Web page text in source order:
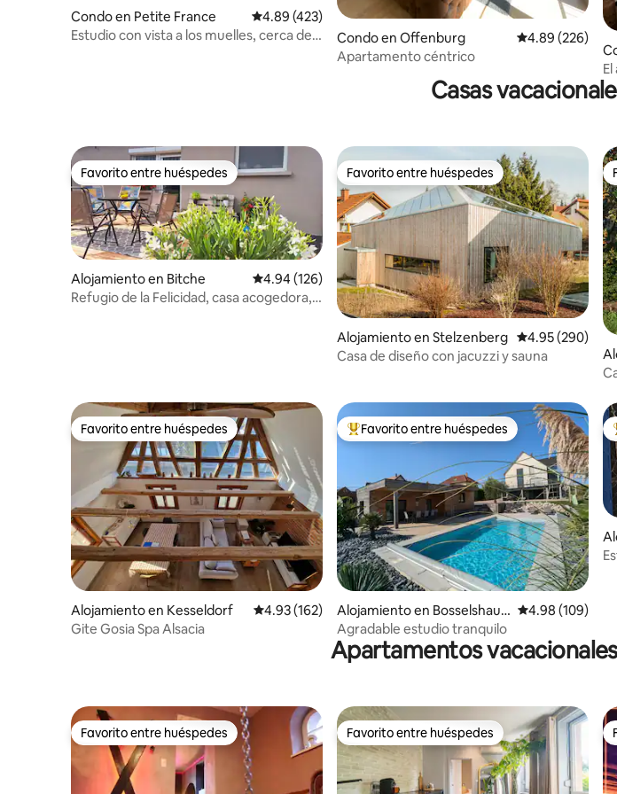
Condo en Petite France Calificación promedio: 4.89 de 5, 423 reseñas
4.89 (423)
Estudio con vista a los muelles, cerca de
Condo en Offenburg Calificación
4.89 (226)
Apartamento céntrico
Casas
Favorito entre huéspedes
Favorito entre huéspedes
Alojamiento en Bitche Calificación promedio: 4.94 de 5, 126 reseñas
4.94 (126)
Refugio de la Felicidad, casa acogedora,
Favorito entre huéspedes
Favorito entre huéspedes
Alojamiento en Stelzenberg Calificación
4.95 (290)
Casa de diseño con jacuzzi y sauna
Favorito entre huéspedes
Favorito entre huéspedes
Alojamiento en Kesseldorf Calificación promedio: 4.93 de 5, 162 reseñas
4.93 (162)
Gite Gosia Spa Alsacia
Favorito entre huéspedes preferido
Favorito entre huéspedes
Alojamiento en Bosselshaus
en
Calificación
4.98 (109)
Agradable estudio tranquilo
Apartamentos
Favorito entre huéspedes
Favorito entre huéspedes Favorito entre huéspedes
Favorito entre huéspedes